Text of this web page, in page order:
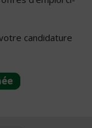
candidature